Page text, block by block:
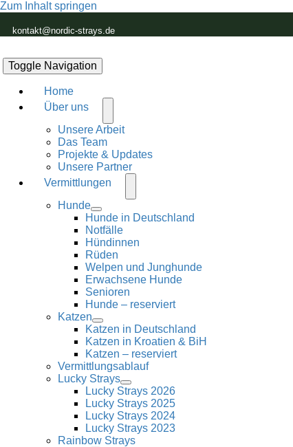
Zum Inhalt springen
kontakt@nordic-strays.de
Toggle Navigation
Home
Über uns
Unsere Arbeit
Das Team
Projekte & Updates
Unsere Partner
Vermittlungen
Hunde
Hunde in Deutschland
Notfälle
Hündinnen
Rüden
Welpen und Junghunde
Erwachsene Hunde
Senioren
Hunde – reserviert
Katzen
Katzen in Deutschland
Katzen in Kroatien & BiH
Katzen – reserviert
Vermittlungsablauf
Lucky Strays
Lucky Strays 2026
Lucky Strays 2025
Lucky Strays 2024
Lucky Strays 2023
Rainbow Strays